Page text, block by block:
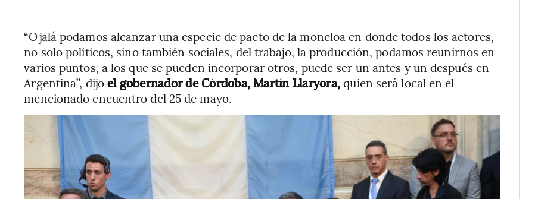
“Ojalá podamos alcanzar una especie de pacto de la moncloa en donde todos los actores,
no solo políticos, sino también sociales, del trabajo, la producción, podamos reunirnos en
varios puntos, a los que se pueden incorporar otros, puede ser un antes y un después en
Argentina”, dijoel gobernador de Córdoba, Martín Llaryora,quien será local en el
mencionado encuentro del 25 de mayo.